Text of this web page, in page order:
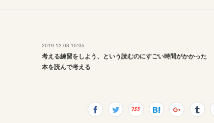
2019.12.03 15:05
考える練習をしよう、という読むのにすごい時間がかかった
本を読んで考える